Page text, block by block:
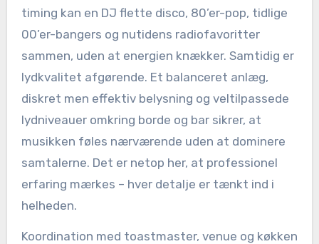
timing kan en DJ flette disco, 80’er-pop, tidlige
00’er-bangers og nutidens radiofavoritter
sammen, uden at energien knækker. Samtidig er
lydkvalitet afgørende. Et balanceret anlæg,
diskret men effektiv belysning og veltilpassede
lydniveauer omkring borde og bar sikrer, at
musikken føles nærværende uden at dominere
samtalerne. Det er netop her, at professionel
erfaring mærkes – hver detalje er tænkt ind i
helheden.
Koordination med toastmaster, venue og køkken